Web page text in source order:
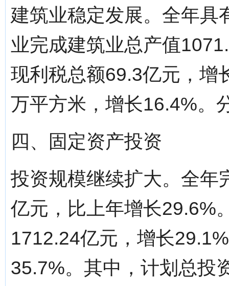
建筑业稳定发展。全年具
业完成建筑业总产值
现利税总额69.3亿元，增
万平方米，增长16.4%。
四、固定资产投资
投资规模继续扩大。全年
亿元，比上年增长29.6%
1712.24亿元，增长
35.7%。其中，计划总投